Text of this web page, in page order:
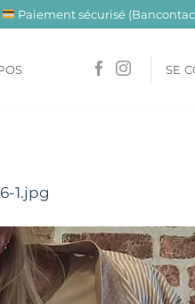
Paiement sécurisé
SE
1.jpg